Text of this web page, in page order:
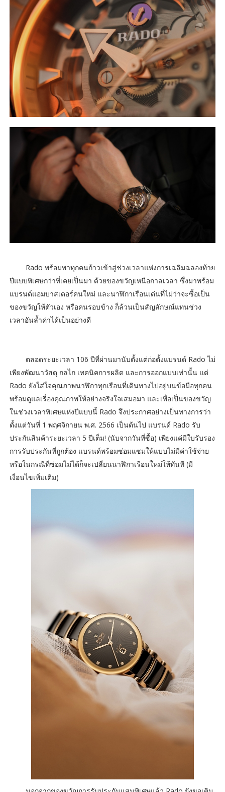
Rado พร้อมพาทุกคนก้าวเข้าสู่ช่วงเวลาแห่งการเฉลิมฉลองท้าย
ปีแบบพิเศษกว่าที่เคยเป็นมา ด้วยของขวัญเหนือกาลเวลา ซึ่งมาพร้อม
แบรนด์แอมบาสเดอร์คนใหม่ และนาฬิกาเรือนเด่นที่ไม่ว่าจะซื้อเป็น
ของขวัญให้ตัวเอง หรือคนรอบข้าง ก็ล้วนเป็นสัญลักษณ์แทนช่วง
เวลาอันล้ำค่าได้เป็นอย่างดี
ตลอดระยะเวลา 106 ปีที่ผ่านมานับตั้งแต่ก่อตั้งแบรนด์ Rado ไม่
เพียงพัฒนาวัสดุ กลไก เทคนิคการผลิต และการออกแบบเท่านั้น แต่
Rado ยังใส่ใจคุณภาพนาฬิกาทุกเรือนที่เดินทางไปอยู่บนข้อมือทุกคน
พร้อมดูแลเรื่องคุณภาพให้อย่างจริงใจเสมอมา และเพื่อเป็นของขวัญ
ในช่วงเวลาพิเศษแห่งปีแบบนี้ Rado จึงประกาศอย่างเป็นทางการว่า
ตั้งแต่วันที่ 1 พฤศจิกายน พ.ศ. 2566 เป็นต้นไป แบรนด์ Rado รับ
ประกันสินค้าระยะเวลา 5 ปีเต็ม! (นับจากวันที่ซื้อ) เพียงแค่มีใบรับรอง
การรับประกันที่ถูกต้อง แบรนด์พร้อมซ่อมแซมให้แบบไม่มีค่าใช้จ่าย
หรือในกรณีที่ซ่อมไม่ได้ก็จะเปลี่ยนนาฬิกาเรือนใหม่ให้ทันที (มี
เงื่อนไขเพิ่มเติม)